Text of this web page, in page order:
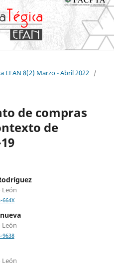
EFAN 8(2) Marzo - Abril 2022 /
de compras
de
9638